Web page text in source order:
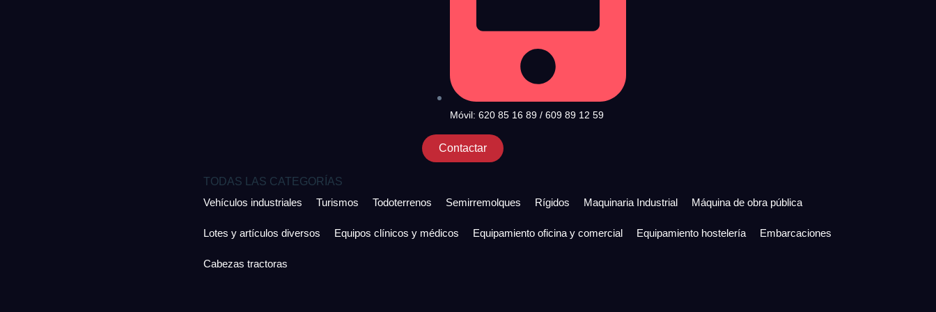
Móvil: 620 85 16 89 / 609 89 12 59
Contactar
TODAS LAS CATEGORÍAS
Vehículos industriales
Turismos Todoterrenos Semirremolques Rígidos Maquinaria Industrial Máquina de obra pública
Lotes y artículos diversos Equipos clínicos y médicos Equipamiento oficina y comercial Equipamiento hostelería Embarcaciones
Cabezas tractoras